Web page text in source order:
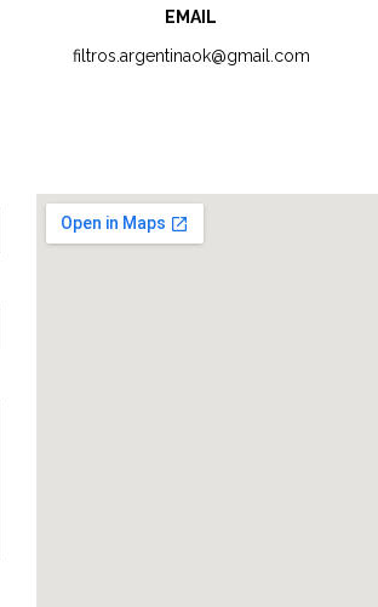
EMAIL
filtros.argentinaok@gmail.com